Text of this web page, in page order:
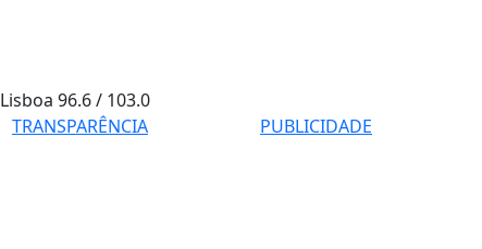
Lisboa96.6 / 103.0
TRANSPARÊNCIA
PUBLICIDADE